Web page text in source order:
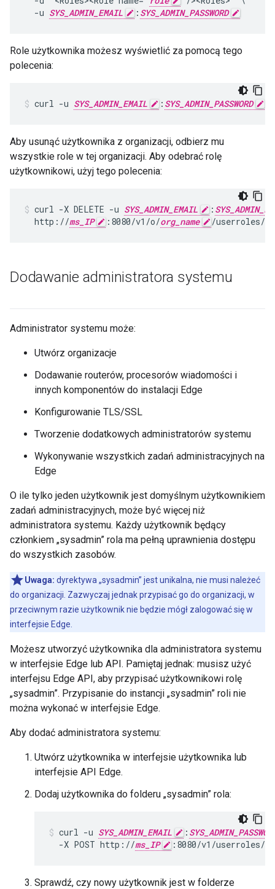
  -u
SYS_ADMIN_EMAIL : SYS_ADMIN_PASSWORD
Role użytkownika możesz wyświetlić za pomocą tego
polecenia:
curl -u SYS_ADMIN_EMAIL : SYS_ADMIN_PASSWORD
Aby usunąć użytkownika z organizacji, odbierz mu
wszystkie role w tej organizacji. Aby odebrać rolę
użytkownikowi, użyj tego polecenia:
curl -X DELETE -u SYS_ADMIN_EMAIL :
  http://
ms_IP :8080/v1/o/org_name /userroles/
Dodawanie administratora systemu
Administrator systemu może:
Utwórz organizacje
Dodawanie routerów, procesorów wiadomości i
innych komponentów do instalacji Edge
Konfigurowanie TLS/SSL
Tworzenie dodatkowych administratorów systemu
Wykonywanie wszystkich zadań administracyjnych na
Edge
O ile tylko jeden użytkownik jest domyślnym użytkownikiem
zadań administracyjnych, może być więcej niż
administratora systemu. Każdy użytkownik będący
członkiem „sysadmin” rola ma pełną uprawnienia dostępu
do wszystkich zasobów.
Uwaga: dyrektywa „sysadmin” jest unikalna, nie musi należeć
do organizacji. Zazwyczaj jednak przypisać go do organizacji, w
przeciwnym razie użytkownik nie będzie mógł zalogować się w
interfejsie Edge.
Możesz utworzyć użytkownika dla administratora systemu
w interfejsie Edge lub API. Pamiętaj jednak: musisz użyć
interfejsu Edge API, aby przypisać użytkownikowi rolę
„sysadmin”. Przypisanie do instancji „sysadmin” roli nie
można wykonać w interfejsie Edge.
Aby dodać administratora systemu:
Utwórz użytkownika w interfejsie użytkownika lub
interfejsie API Edge.
Dodaj użytkownika do folderu „sysadmin” rola:
curl -u SYS_ADMIN_EMAIL :
  -X POST http://
ms_IP :8080/v1/userroles/
Sprawdź, czy nowy użytkownik jest w folderze